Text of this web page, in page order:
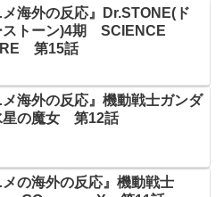
メ海外の反応』Dr.STONE(ド
ストーン)4期 SCIENCE
第15話
メ海外の反応』機動戦士ガンダ
の魔女 第12話
メの海外の反応』機動戦士